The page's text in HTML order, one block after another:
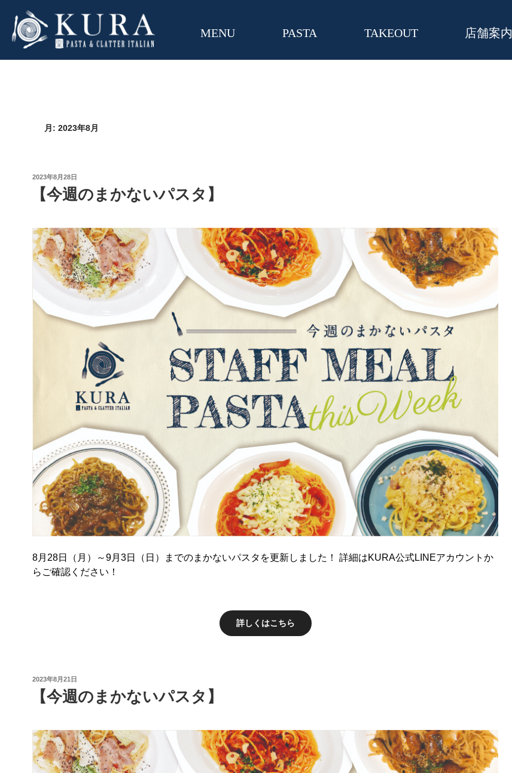
MENU PASTA TAKEOUT 店舗案内
月: 2023年8月
投
2023年8月28日
【今週のまかないパスタ】
8月28日（月）～9月3日（日）までのまかないパスタを更新しました！ 詳細はKURA公式LINEアカウントか
らご確認ください！
詳しくはこちら
投
2023年8月21日
【今週のまかないパスタ】